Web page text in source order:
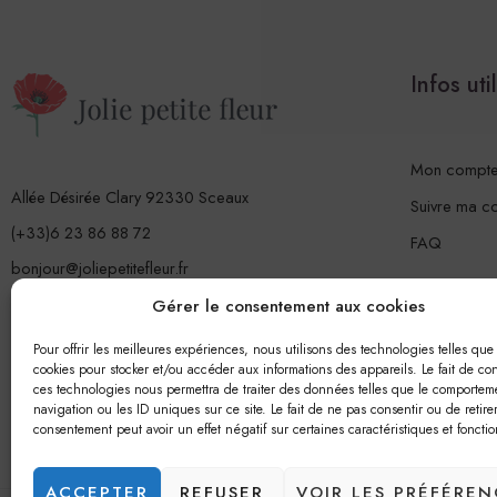
Gérer le consentement aux cookies
Pour offrir les meilleures expériences, nous utilisons des technologies telles que
cookies pour stocker et/ou accéder aux informations des appareils. Le fait de
ces technologies nous permettra de traiter des données telles que le
navigation ou les ID uniques sur ce site. Le fait de ne pas consentir ou de
consentement peut avoir un effet négatif sur certaines caractéristiques et
ACCEPTER REFUSER VOIR LES
Allée Désirée Clary 92330 Sceaux
(+33)6 23 86 88 72
bonjour@joliepetitefleur.fr
www.joliepetitefleur.fr
Infos
Mon
Suivre ma
FAQ